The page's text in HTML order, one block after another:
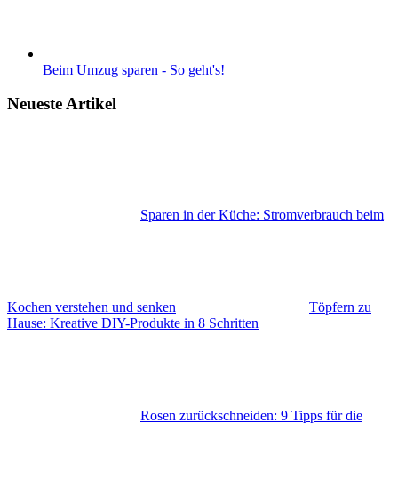
Beim Umzug sparen - So geht's!
Neueste Artikel
Sparen in der Küche: Stromverbrauch beim
Kochen verstehen und senken
Töpfern zu
Hause: Kreative DIY-Produkte in 8 Schritten
Rosen zurückschneiden: 9 Tipps für die